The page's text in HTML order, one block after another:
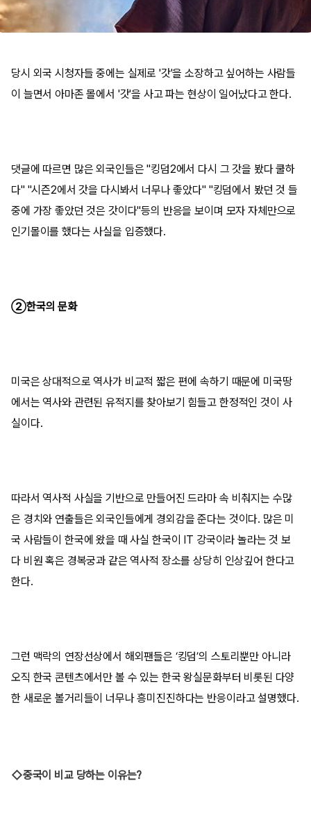
당시 외국 시청자들 중에는 실제로 '갓'을 소장하고 싶어하는 사람들
이 늘면서 아마존 몰에서 '갓'을 사고 파는 현상이 일어났다고 한다.
댓글에 따르면 많은 외국인들은 "킹덤2에서 다시 그 갓을 봤다 쿨하
다" "시즌2에서 갓을 다시봐서 너무나 좋았다" "킹덤에서 봤던 것 들
중에 가장 좋았던 것은 갓이다"등의 반응을 보이며 모자 자체만으로
인기몰이를 했다는 사실을 입증했다.
②한국의 문화
미국은 상대적으로 역사가 비교적 짧은 편에 속하기 때문에 미국땅
에서는 역사와 관련된 유적지를 찾아보기 힘들고 한정적인 것이 사
실이다.
따라서 역사적 사실을 기반으로 만들어진 드라마 속 비춰지는 수많
은 경치와 연출들은 외국인들에게 경외감을 준다는 것이다. 많은 미
국 사람들이 한국에 왔을 때 사실 한국이 IT 강국이라 놀라는 것 보
다 비원 혹은 경복궁과 같은 역사적 장소를 상당히 인상깊어 한다고
한다.
그런 맥락의 연장선상에서 해외팬들은 ‘킹덤’의 스토리뿐만 아니라
오직 한국 콘텐츠에서만 볼 수 있는 한국 왕실문화부터 비롯된 다양
한 새로운 볼거리들이 너무나 흥미진진하다는 반응이라고 설명했다.
◇중국이 비교 당하는 이유는?